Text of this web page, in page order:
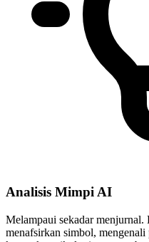
Analisis Mimpi AI
Melampaui sekadar
menafsirkan simbol,